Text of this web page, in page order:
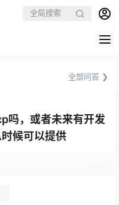
全部问答 ❯
吗，或者未来有开发
候可以提供